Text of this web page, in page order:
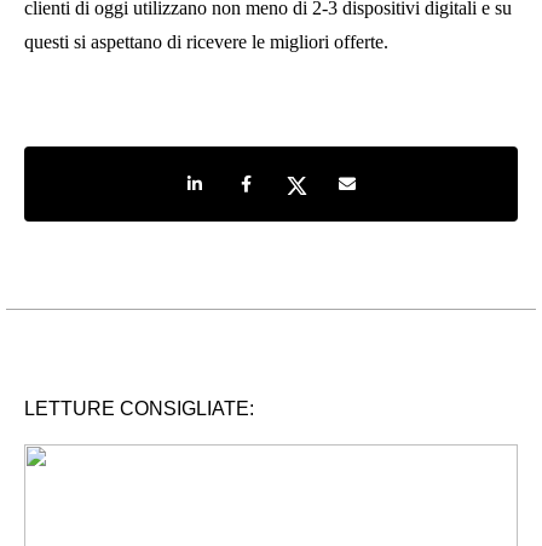
clienti di oggi utilizzano non meno di 2-3 dispositivi digitali e su
questi si aspettano di ricevere le migliori offerte.
Share on LinkedIn
Share on Facebook
Share on TwitterShare by e-mail
LETTURE CONSIGLIATE: